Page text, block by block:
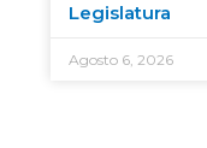
Legislatura
Agosto 6, 2026